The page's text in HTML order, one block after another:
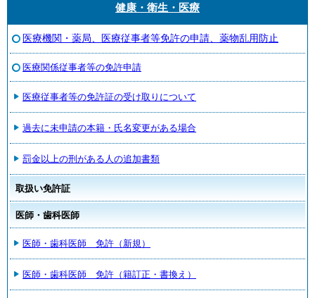
健康・衛生・医療
医療機関・薬局、医療従事者等免許の申請、薬物乱用防止
医療関係従事者等の免許申請
医療従事者等の免許証の受け取りについて
過去に未申請の本籍・氏名変更がある場合
罰金以上の刑がある人の追加書類
取扱い免許証
医師・歯科医師
医師・歯科医師 免許（新規）
医師・歯科医師 免許（籍訂正・書換え）